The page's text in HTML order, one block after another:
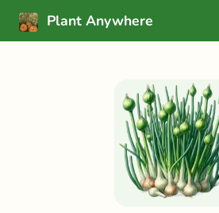
Plant Anywhere